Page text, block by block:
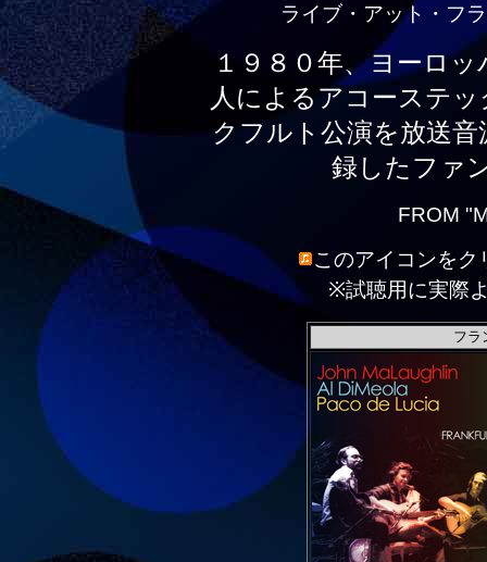
ライブ・アット・フ
１９８０年、ヨーロ
人によるアコーステ
クフルト公演を放送
録したファ
FROM
このアイコンを
※試聴用に実際
フラ